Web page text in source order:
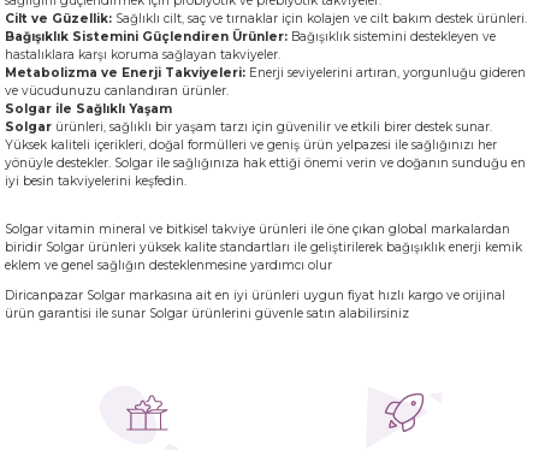
Cilt ve Güzellik: Sağlıklı cilt, saç ve tırnaklar için kolajen ve cilt bakım destek ürünleri.
Bağışıklık Sistemini Güçlendiren Ürünler: Bağışıklık sistemini destekleyen ve
hastalıklara karşı koruma sağlayan takviyeler.
Metabolizma ve Enerji Takviyeleri: Enerji seviyelerini artıran, yorgunluğu gideren
ve vücudunuzu canlandıran ürünler.
Solgar ile Sağlıklı Yaşam
Solgar ürünleri, sağlıklı bir yaşam tarzı için güvenilir ve etkili birer destek sunar.
Yüksek kaliteli içerikleri, doğal formülleri ve geniş ürün yelpazesi ile sağlığınızı her
yönüyle destekler. Solgar ile sağlığınıza hak ettiği önemi verin ve doğanın sunduğu en
iyi besin takviyelerini keşfedin.
Solgar vitamin mineral ve bitkisel takviye ürünleri ile öne çıkan global markalardan
biridir Solgar ürünleri yüksek kalite standartları ile geliştirilerek bağışıklık enerji kemik
eklem ve genel sağlığın desteklenmesine yardımcı olur
Diricanpazar Solgar markasına ait en iyi ürünleri uygun fiyat hızlı kargo ve orijinal
ürün garantisi ile sunar Solgar ürünlerini güvenle satın alabilirsiniz